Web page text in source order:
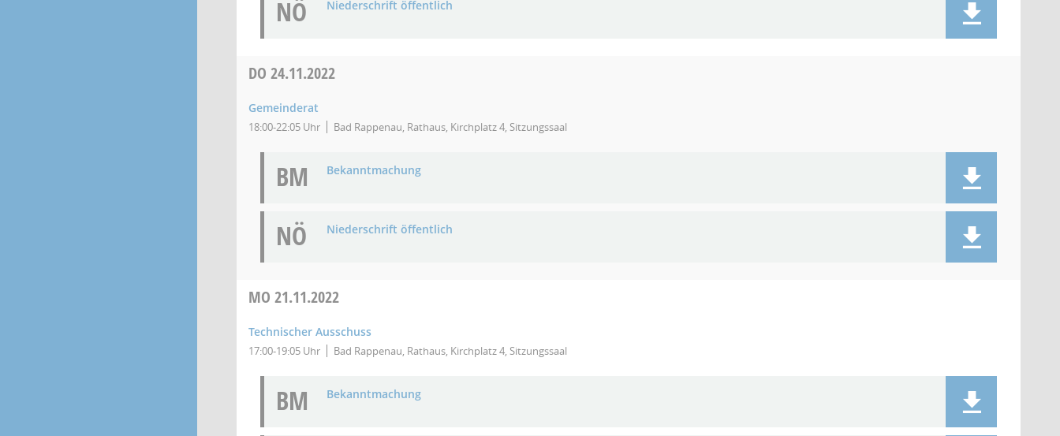
NÖ Niederschrift öffentlich
DO 24.11.2022
Gemeinderat
18:00-22:05 Uhr Bad Rappenau, Rathaus, Kirchplatz 4, Sitzungssaal
BM Bekanntmachung
NÖ Niederschrift öffentlich
MO 21.11.2022
Technischer Ausschuss
17:00-19:05 Uhr Bad Rappenau, Rathaus, Kirchplatz 4, Sitzungssaal
BM Bekanntmachung